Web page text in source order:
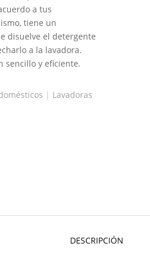
a tus
tiene un
disuelve el detergente
a la lavadora.
sencillo y eficiente.
| Lavadoras
DESCRIPCIÓN